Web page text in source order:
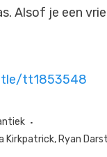
Alsof je een
tt1853548
Kirkpatrick, Ryan Darst